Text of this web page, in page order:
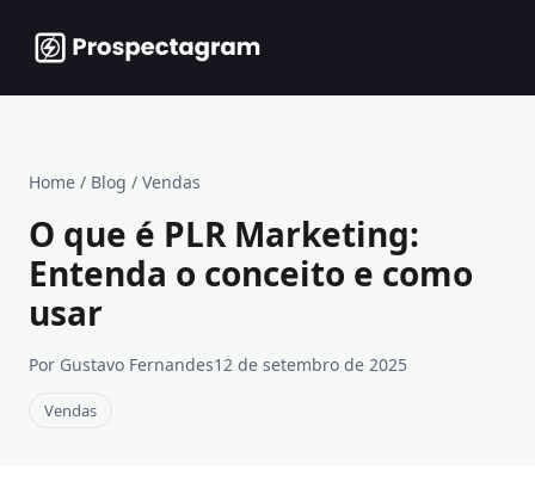
Home / Blog / Vendas
O que é PLR Marketing:
Entenda o conceito e como
usar
Por Gustavo Fernandes12 de setembro de 2025
Vendas